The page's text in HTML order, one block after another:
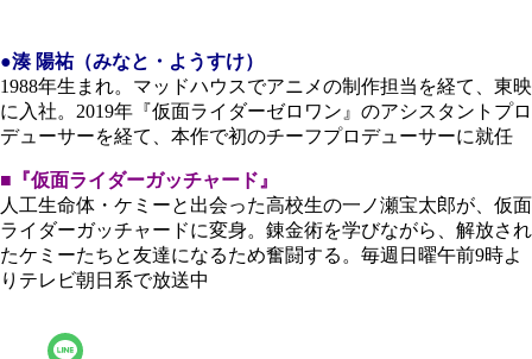
●湊 陽祐（みなと・ようすけ）
1988年生まれ。マッドハウスでアニメの制作担当を経て、東映
に入社。2019年『仮面ライダーゼロワン』のアシスタントプロ
デューサーを経て、本作で初のチーフプロデューサーに就任
■『仮面ライダーガッチャード』
人工生命体・ケミーと出会った高校生の一ノ瀬宝太郎が、仮面
ライダーガッチャードに変身。錬金術を学びながら、解放され
たケミーたちと友達になるため奮闘する。毎週日曜午前9時よ
りテレビ朝日系で放送中